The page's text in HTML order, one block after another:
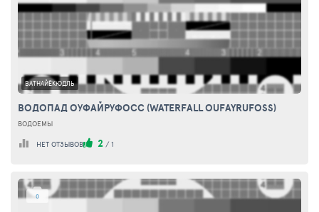
ВАТНАЙЁКЮДЛЬ
ВОДОПАД ОУФАЙРУФОСС (WATERFALL OUFAYRUFOSS)
ВОДОЕМЫ
НЕТ ОТЗЫВОВ 2 / 1
0